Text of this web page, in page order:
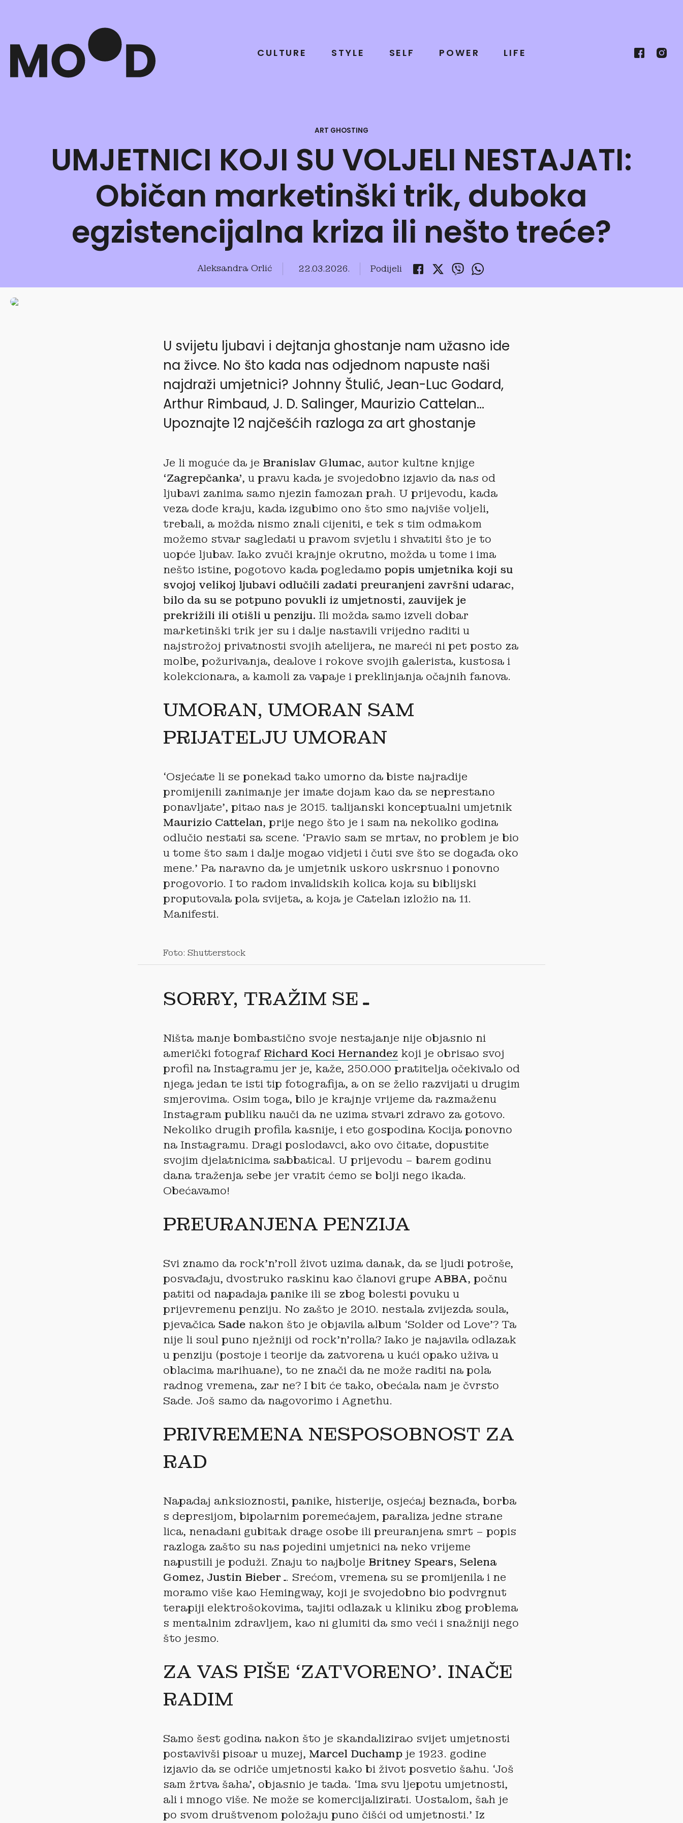
CULTURE STYLE SELF POWER LIFE
ART GHOSTING
UMJETNICI KOJI SU VOLJELI NESTAJATI:
Običan marketinški trik, duboka
egzistencijalna kriza ili nešto treće?
Aleksandra Orlić 22.03.2026. Podijeli
U svijetu ljubavi i dejtanja ghostanje nam užasno ide
na živce. No što kada nas odjednom napuste naši
najdraži umjetnici? Johnny Štulić, Jean-Luc Godard,
Arthur Rimbaud, J. D. Salinger, Maurizio Cattelan…
Upoznajte 12 najčešćih razloga za art ghostanje
Je li moguće da je Branislav Glumac, autor kultne knjige
‘Zagrepčanka’, u pravu kada je svojedobno izjavio da nas od
ljubavi zanima samo njezin famozan prah. U prijevodu, kada
veza dođe kraju, kada izgubimo ono što smo najviše voljeli,
trebali, a možda nismo znali cijeniti, e tek s tim odmakom
možemo stvar sagledati u pravom svjetlu i shvatiti što je to
uopće ljubav. Iako zvuči krajnje okrutno, možda u tome i ima
nešto istine, pogotovo kada pogledamo popis umjetnika koji su
svojoj velikoj ljubavi odlučili zadati preuranjeni završni udarac,
bilo da su se potpuno povukli iz umjetnosti, zauvijek je
prekrižili ili otišli u penziju. Ili možda samo izveli dobar
marketinški trik jer su i dalje nastavili vrijedno raditi u
najstrožoj privatnosti svojih atelijera, ne mareći ni pet posto za
molbe, požurivanja, dealove i rokove svojih galerista, kustosa i
kolekcionara, a kamoli za vapaje i preklinjanja očajnih fanova.
UMORAN, UMORAN SAM
PRIJATELJU UMORAN
‘Osjećate li se ponekad tako umorno da biste najradije
promijenili zanimanje jer imate dojam kao da se neprestano
ponavljate’, pitao nas je 2015. talijanski konceptualni umjetnik
Maurizio Cattelan, prije nego što je i sam na nekoliko godina
odlučio nestati sa scene. ‘Pravio sam se mrtav, no problem je bio
u tome što sam i dalje mogao vidjeti i čuti sve što se događa oko
mene.’ Pa naravno da je umjetnik uskoro uskrsnuo i ponovno
progovorio. I to radom invalidskih kolica koja su biblijski
proputovala pola svijeta, a koja je Catelan izložio na 11.
Manifesti.
Foto: Shutterstock
SORRY, TRAŽIM SE…
Ništa manje bombastično svoje nestajanje nije objasnio ni
američki fotograf Richard Koci Hernandez koji je obrisao svoj
profil na Instagramu jer je, kaže, 250.000 pratitelja očekivalo od
njega jedan te isti tip fotografija, a on se želio razvijati u drugim
smjerovima. Osim toga, bilo je krajnje vrijeme da razmaženu
Instagram publiku nauči da ne uzima stvari zdravo za gotovo.
Nekoliko drugih profila kasnije, i eto gospodina Kocija ponovno
na Instagramu. Dragi poslodavci, ako ovo čitate, dopustite
svojim djelatnicima sabbatical. U prijevodu – barem godinu
dana traženja sebe jer vratit ćemo se bolji nego ikada.
Obećavamo!
PREURANJENA PENZIJA
Svi znamo da rock’n’roll život uzima danak, da se ljudi potroše,
posvađaju, dvostruko raskinu kao članovi grupe ABBA, počnu
patiti od napadaja panike ili se zbog bolesti povuku u
prijevremenu penziju. No zašto je 2010. nestala zvijezda soula,
pjevačica Sade nakon što je objavila album ‘Solder od Love’? Ta
nije li soul puno nježniji od rock’n’rolla? Iako je najavila odlazak
u penziju (postoje i teorije da zatvorena u kući opako uživa u
oblacima marihuane), to ne znači da ne može raditi na pola
radnog vremena, zar ne? I bit će tako, obećala nam je čvrsto
Sade. Još samo da nagovorimo i Agnethu.
PRIVREMENA NESPOSOBNOST ZA
RAD
Napadaj anksioznosti, panike, histerije, osjećaj beznađa, borba
s depresijom, bipolarnim poremećajem, paraliza jedne strane
lica, nenadani gubitak drage osobe ili preuranjena smrt – popis
razloga zašto su nas pojedini umjetnici na neko vrijeme
napustili je poduži. Znaju to najbolje Britney Spears, Selena
Gomez, Justin Bieber… Srećom, vremena su se promijenila i ne
moramo više kao Hemingway, koji je svojedobno bio podvrgnut
terapiji elektrošokovima, tajiti odlazak u kliniku zbog problema
s mentalnim zdravljem, kao ni glumiti da smo veći i snažniji nego
što jesmo.
ZA VAS PIŠE ‘ZATVORENO’. INAČE
RADIM
Samo šest godina nakon što je skandalizirao svijet umjetnosti
postavivši pisoar u muzej, Marcel Duchamp je 1923. godine
izjavio da se odriče umjetnosti kako bi život posvetio šahu. ‘Još
sam žrtva šaha’, objasnio je tada. ‘Ima svu ljepotu umjetnosti,
ali i mnogo više. Ne može se komercijalizirati. Uostalom, šah je
po svom društvenom položaju puno čišći od umjetnosti.’ Iz